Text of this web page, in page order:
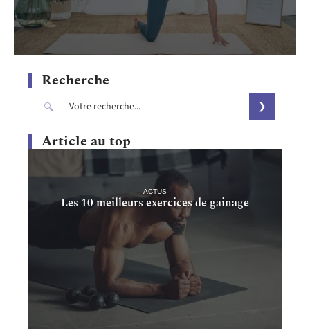
Recherche
Article au top
ACTUS
Les 10 meilleurs exercices de gainage